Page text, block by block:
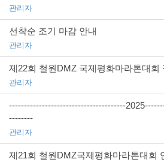
관리자
선착순 조기 마감 안내
관리자
제22회 철원DMZ 국제평화마라톤대회
관리자
---------------------------------------
--------
관리자
제21회 철원DMZ국제평화마라톤대회